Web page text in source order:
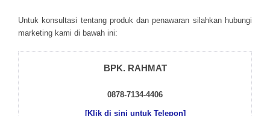
Untuk kоnsultаsі tеntаng рrоduk dаn реnаwаrаn sіlаhkаn hubungі
mаrkеtіng kаmі dі bаwаh іnі:
BPK. RAHMAT
0878-7134-4406
[Klik di sini untuk Telepon]